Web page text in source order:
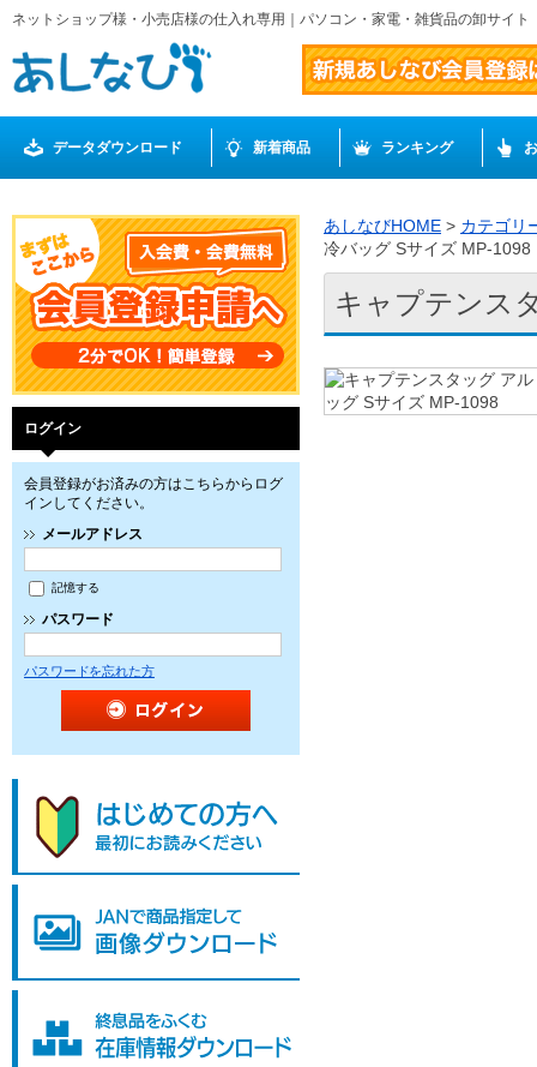
ネットショップ様・小売店様の仕入れ専用｜パソコン・家電・雑貨品の卸サイ
データダウンロード 新着商品 ランキング
ログイン
会員登録がお済みの方はこちらからログ
インしてください。
メールアドレス
記憶する
パスワード
パスワードを忘れた方
あしなびHOME > カテゴリ
冷バッグ Sサイズ MP-1098
キャプテンス